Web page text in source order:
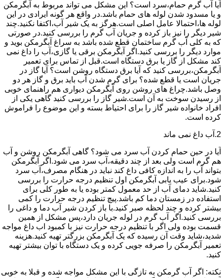
آیا آب گرم حمام،سرد است؟ این مشکل می تواند مربوط به آبگرمکن
و یا مسدود شدن لوله های حمام باشد.در واقع هر گونه ایرادی در این
لوله ها،احتمالا عامل اصلی است.هرگز به یک شیر آب،اکتفا نکنید.چند
شیر دیگر را نیز باز کرده و جریان آب گرم را بررسی کنید.در صورتی
که به کلی آب گرم ساختمان قطع شده باشد به سراغ آبگرمکن بوید و
موارد دیگر را بررسی کنید.اگر آبگرمکن برقی یا گازی،آب را داغ نمی
کند مشکل از گاز یا برق دستگاه است.قبل از تماس برای تعمیر
آبگرمکن،بررسی کنید که آیا برق دستگاه روشن است؟ آیا گاز در
جریان است یا قطع شده؟ برای گرم شدن آب باید برق و گاز هر دو
وصل باشد.چراغ های روشن روی آبگرمکن دیواری هم راهنمای خوبی
از رسیدن سوخت به آن است.شیر گاز را بررسی کنید گاهی یکی از
افراد خانواده شیر گاز را برای احتیاط بسته و این موضوع را فراموش
کرده است.
2.آب داغ نمی ماند
آیا در حین حمام کردن آب سرد می شود؟ گاهی آبگرمکن روشن و آب
هم گرم است ولی بعد از چند دقیقه،آب سرد می شود.اگر آبگرمکن
بتواند آب را به اندازه کافی داغ کند نباید در هنگام مصرف،آب سرد
شود.برای عیب یابی آبگرمکن اول تنظیم درجه حرارت را بررسی
کنید.شاید دمای آب از حد معمول کمتر بوده یا به طور کلی برای
استفاده در زمستان دما کم باشد.پیچ تنظیم درجه حرارت را کمی
بیشتر کرده و چند لحظه صبر کنید.با باز کردن شیر آب دما و داغی را
بررسی کنید.اگر آب گرم در لوله جریان دارد،پس مشکل از همین
قسمت بوده ولی اگر با تنظیم درجه حرارت نیز با کمبود اب داغ مواجه
شدید،شاید وقت آن رسیده که یک آبگرمکن بزرگتر تهیه کنید.هزینه
تعمیر آبگرمکن را صرفه جویی کرده و یک دستگاه با توان بیشتر تهیه
کنید.
نکته: اگر آب گرمکن به تازگی با این مشکل مواجه شده و قبلا به خوبی